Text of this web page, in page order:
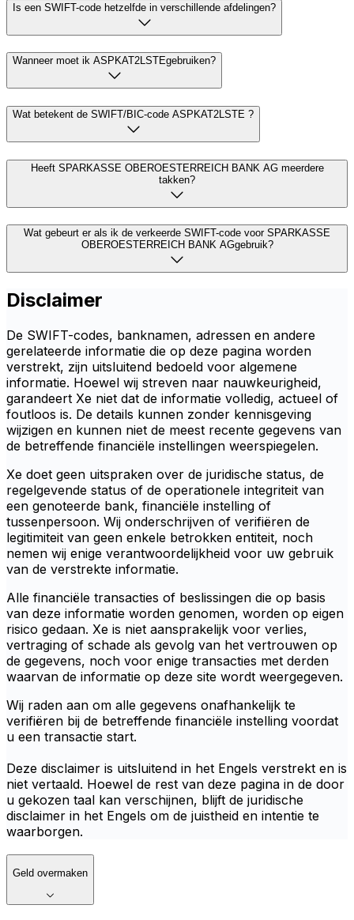
Is een SWIFT-code hetzelfde in verschillende afdelingen?
Wanneer moet ik ASPKAT2LSTEgebruiken?
Wat betekent de SWIFT/BIC-code ASPKAT2LSTE ?
Heeft SPARKASSE OBEROESTERREICH BANK AG meerdere
takken?
Wat gebeurt er als ik de verkeerde SWIFT-code voor SPARKASSE
OBEROESTERREICH BANK AGgebruik?
Disclaimer
De SWIFT-codes, banknamen, adressen en andere
gerelateerde informatie die op deze pagina worden
verstrekt, zijn uitsluitend bedoeld voor algemene
informatie. Hoewel wij streven naar nauwkeurigheid,
garandeert Xe niet dat de informatie volledig, actueel of
foutloos is. De details kunnen zonder kennisgeving
wijzigen en kunnen niet de meest recente gegevens van
de betreffende financiële instellingen weerspiegelen.
Xe doet geen uitspraken over de juridische status, de
regelgevende status of de operationele integriteit van
een genoteerde bank, financiële instelling of
tussenpersoon. Wij onderschrijven of verifiëren de
legitimiteit van geen enkele betrokken entiteit, noch
nemen wij enige verantwoordelijkheid voor uw gebruik
van de verstrekte informatie.
Alle financiële transacties of beslissingen die op basis
van deze informatie worden genomen, worden op eigen
risico gedaan. Xe is niet aansprakelijk voor verlies,
vertraging of schade als gevolg van het vertrouwen op
de gegevens, noch voor enige transacties met derden
waarvan de informatie op deze site wordt weergegeven.
Wij raden aan om alle gegevens onafhankelijk te
verifiëren bij de betreffende financiële instelling voordat
u een transactie start.
Deze disclaimer is uitsluitend in het Engels verstrekt en is
niet vertaald. Hoewel de rest van deze pagina in de door
u gekozen taal kan verschijnen, blijft de juridische
disclaimer in het Engels om de juistheid en intentie te
waarborgen.
Geld overmaken